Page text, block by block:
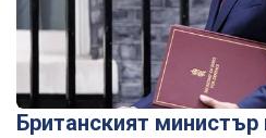
Британският министър